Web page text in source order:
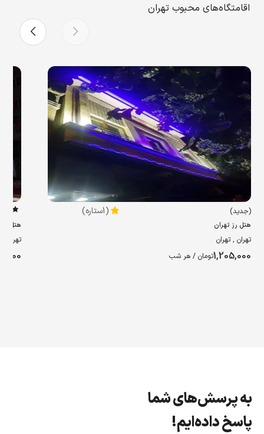
اقامتگاه‌های محبوب تهران
(جدید) (1ستاره)
هتل رز تهران
تهران , تهران
1,205,000تومان / هر شب
هتل
تهران ,
به پرسش‌های شما
پاسخ داده‌ایم!